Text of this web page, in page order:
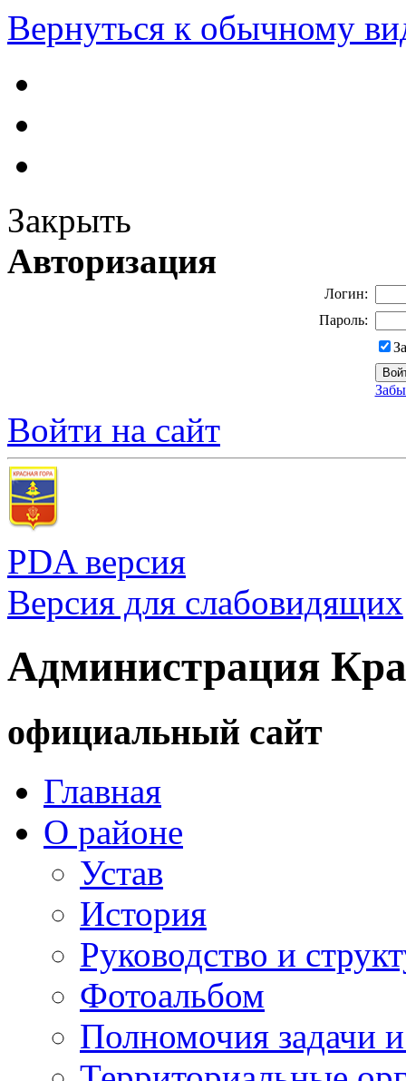
Вернуться к обычному
Закрыть
Авторизация
Логин:
Пароль:
Войти на сайт
PDA версия
Версия для слабовидящих
Администрация
официальный сайт
Главная
О районе
Устав
История
Руководство и
Фотоальбом
Полномочия задачи